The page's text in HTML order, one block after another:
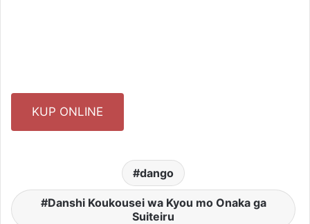
KUP ONLINE
dango
Danshi Koukousei wa Kyou mo Onaka ga
Suiteiru